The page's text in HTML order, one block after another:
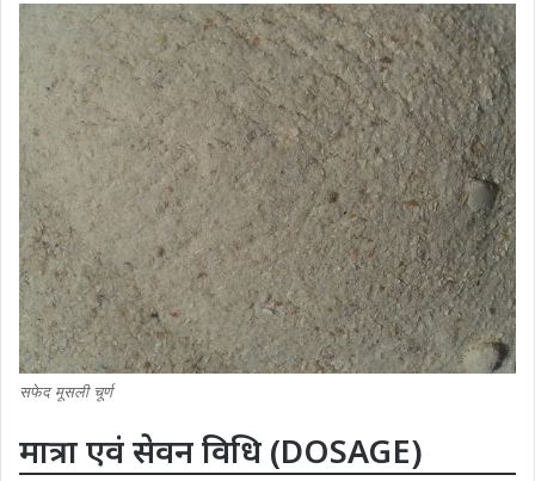
सफेद मूसली चूर्ण
मात्रा एवं सेवन विधि (DOSAGE)